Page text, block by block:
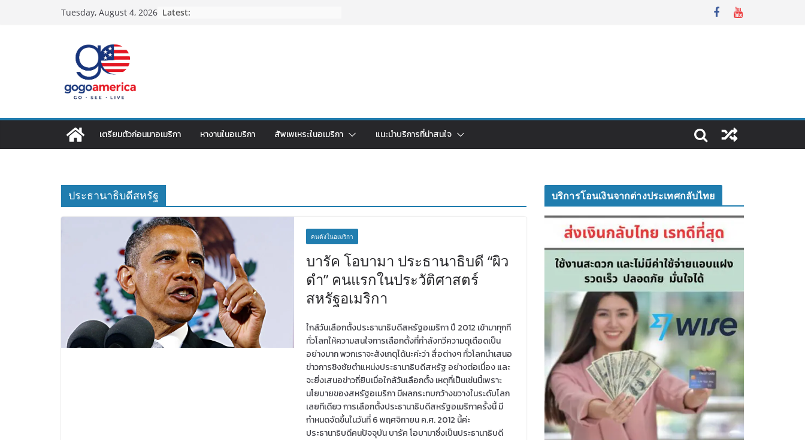
Tuesday, August 4, 2026 Latest:
เตรียมตัวก่อนมาอเมริกา หางานในอเมริกา สัพเพเหระในอเมริกา แนะนำบริการที่น่าสนใจ
ประธานาธิบดีสหรัฐ
คนดังในอเมริกา
บารัค โอบามา ประธานาธิบดี “ผิว
ดำ” คนแรกในประวัติศาสตร์
สหรัฐอเมริกา
ใกล้วันเลือกตั้งประธานาธิบดีสหรัฐอเมริกา ปี 2012 เข้ามาทุกที
ทั่วโลกให้ความสนใจการเลือกตั้งที่กำลังทวีความดุเดือดเป็น
อย่างมาก พวกเราจะสังเกตุได้นะค่ะว่า สื่อต่างๆ ทั่วโลกนำเสนอ
ข่าวการชิงชัยตำแหน่งประธานาธิบดีสหรัฐ อย่างต่อเนื่อง และ
จะยิ่งเสนอข่าวถี่ยิบเมื่อใกล้วันเลือกตั้ง เหตุที่เป็นเช่นนี้เพราะ
นโยบายของสหรัฐอเมริกา มีผลกระทบกว้างขวางในระดับโลก
เลยทีเดียว การเลือกตั้งประธานาธิบดีสหรัฐอเมริกาครั้งนี้ มี
กำหนดจัดขึ้นในวันที่ 6 พฤศจิกายน ค.ศ. 2012 นี้ค่ะ
ประธานาธิบดีคนปัจจุบัน บารัค โอบามาซึ่งเป็นประธานาธิบดี
บริการโอนเงินจากต่างประเทศกลับไทย